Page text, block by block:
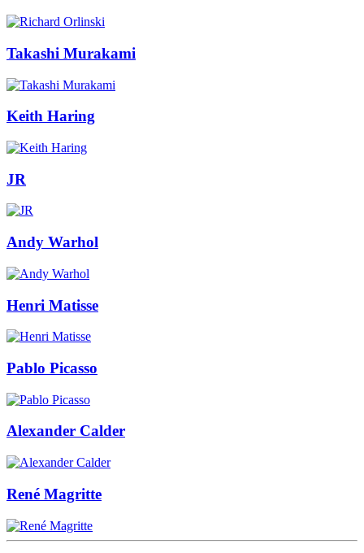
Takashi Murakami
Keith Haring
JR
Andy Warhol
Henri Matisse
Pablo Picasso
Alexander Calder
René Magritte